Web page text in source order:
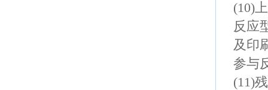
(10)
反应
及印
参与
(11)